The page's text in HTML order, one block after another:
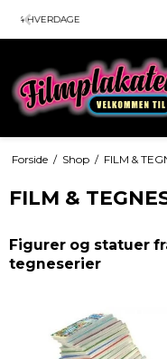
OVER 500,- (IKKE RAMMER)
Forside / Shop / FILM &
FILM &
Figurer og statuer
tegneserier